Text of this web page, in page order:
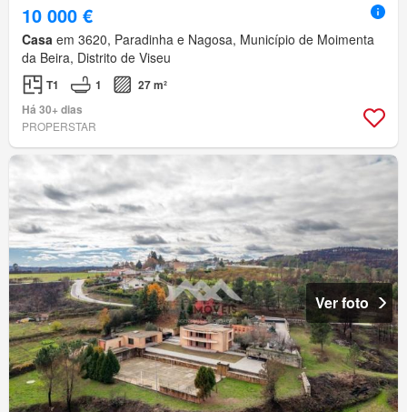
10 000 €
Casa em 3620, Paradinha e Nagosa, Município de Moimenta
da Beira, Distrito de Viseu
T1 1
27 m²
Há 30+ dias
PROPERSTAR
Ver foto